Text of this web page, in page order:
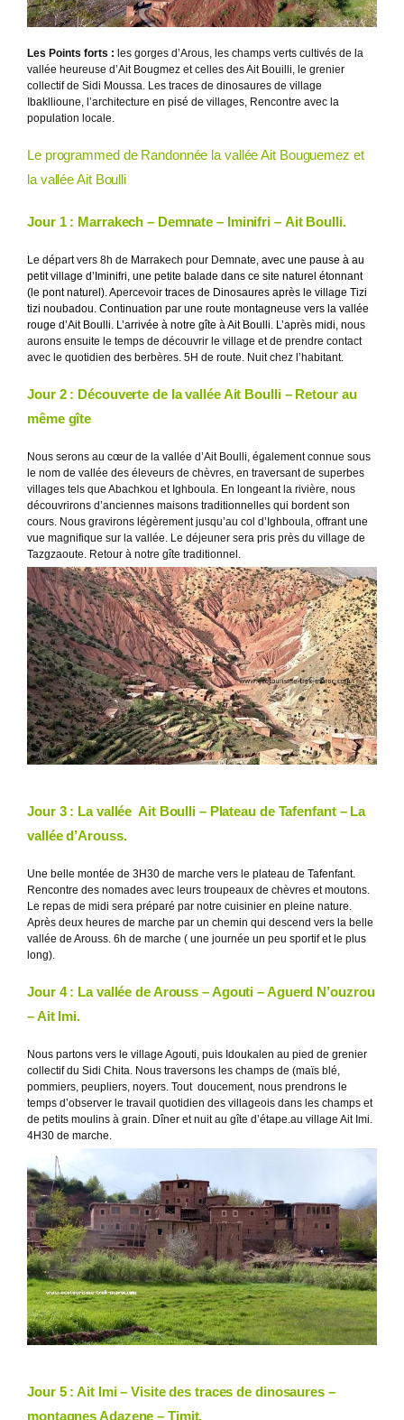
Les Points forts : les gorges d’Arous, les champs verts cultivés de la
vallée heureuse d’Ait Bougmez et celles des Ait Bouilli, le grenier
collectif de Sidi Moussa. Les traces de dinosaures de village
Ibakllioune, l’architecture en pisé de villages, Rencontre avec la
population locale.
Le programmed de Randonnée la vallée Ait Bouguemez et
la vallée Ait Boulli
Jour 1 : Marrakech – Demnate – Iminifri – Ait Boulli.
Le départ vers 8h de Marrakech pour Demnate, avec une pause à au
petit village d’Iminifri, une petite balade dans ce site naturel étonnant
(le pont naturel). Apercevoir traces de Dinosaures après le village Tizi
tizi noubadou. Continuation par une route montagneuse vers la vallée
rouge d’Ait Boulli. L’arrivée à notre gîte à Ait Boulli. L’après midi, nous
aurons ensuite le temps de découvrir le village et de prendre contact
avec le quotidien des berbères. 5H de route. Nuit chez l’habitant.
Jour 2 : Découverte de la vallée Ait Boulli – Retour au
même gîte
Nous serons au cœur de la vallée d’Ait Boulli, également connue sous
le nom de vallée des éleveurs de chèvres, en traversant de superbes
villages tels que Abachkou et Ighboula. En longeant la rivière, nous
découvrirons d’anciennes maisons traditionnelles qui bordent son
cours. Nous gravirons légèrement jusqu’au col d’Ighboula, offrant une
vue magnifique sur la vallée. Le déjeuner sera pris près du village de
Tazgzaoute. Retour à notre gîte traditionnel.
Jour 3 : La vallée Ait Boulli – Plateau de Tafenfant – La
vallée d’Arouss.
Une belle montée de 3H30 de marche vers le plateau de Tafenfant.
Rencontre des nomades avec leurs troupeaux de chèvres et moutons.
Le repas de midi sera préparé par notre cuisinier en pleine nature.
Après deux heures de marche par un chemin qui descend vers la belle
vallée de Arouss. 6h de marche ( une journée un peu sportif et le plus
long).
Jour 4 : La vallée de Arouss – Agouti – Aguerd N’ouzrou
– Ait Imi.
Nous partons vers le village Agouti, puis Idoukalen au pied de grenier
collectif du Sidi Chita. Nous traversons les champs de (maïs blé,
pommiers, peupliers, noyers. Tout doucement, nous prendrons le
temps d’observer le travail quotidien des villageois dans les champs et
de petits moulins à grain. Dîner et nuit au gîte d’étape.au village Ait Imi.
4H30 de marche.
Jour 5 : Ait Imi – Visite des traces de dinosaures –
montagnes Adazene – Timit.